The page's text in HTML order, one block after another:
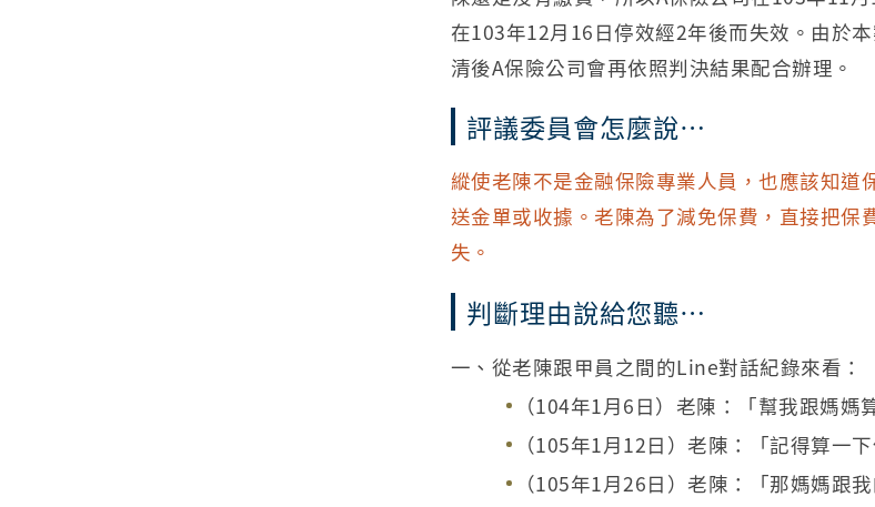
在103年12月16日停效經2年後而失效。由於
清後A保險公司會再依照判決結果配合辦理。
評議委員會怎麼說…
縱使老陳不是金融保險專業人員，也應該知
送金單或收據。老陳為了減免保費，直接把保
失。
判斷理由說給您聽…
一、從老陳跟甲員之間的Line對話紀錄來看：
（104年1月6日）老陳：「幫我跟媽
（105年1月12日）老陳：「記得算一
（105年1月26日）老陳：「那媽媽跟